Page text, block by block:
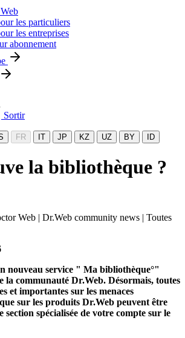
les particuliers
les entreprises
abonnement
Sortir
FR IT JP KZ UZ BY ID
la bibliothèque ?
Web | Dr.Web community news | Toutes
nouveau service " Ma bibliothèque°"
la communauté Dr.Web. Désormais, toutes
et importantes sur les menaces
sur les produits Dr.Web peuvent être
section spécialisée de votre compte sur le